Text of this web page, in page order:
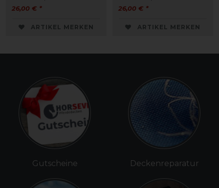
26,00 € *
ARTIKEL MERKEN
26,00 € *
ARTIKEL MERKEN
Gutscheine Deckenreparatur